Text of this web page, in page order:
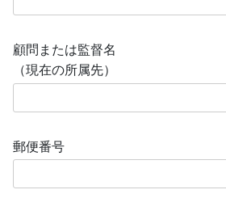
顧問または監督名
（現在の所属先）
郵便番号